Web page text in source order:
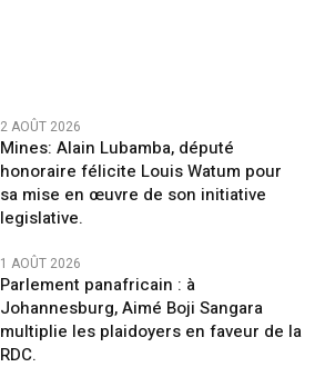
2 AOÛT 2026
Mines: Alain Lubamba, député
honoraire félicite Louis Watum pour
sa mise en œuvre de son initiative
legislative.
1 AOÛT 2026
Parlement panafricain : à
Johannesburg, Aimé Boji Sangara
multiplie les plaidoyers en faveur de la
RDC.